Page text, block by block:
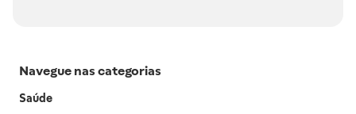
Navegue nas categorias
Saúde